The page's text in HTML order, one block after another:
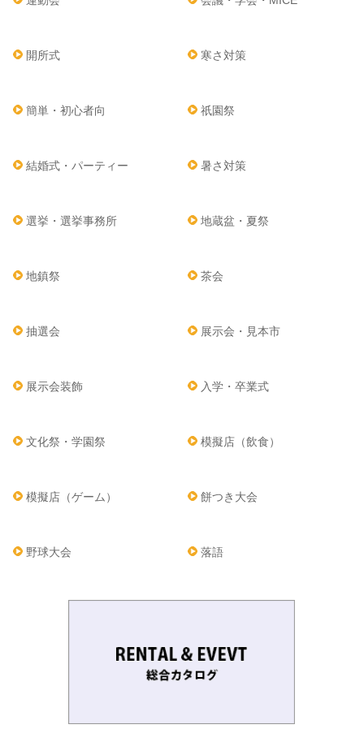
開所式 寒さ対策
簡単・初心者向 祇園祭
結婚式・パーティー 暑さ対策
選挙・選挙事務所 地蔵盆・夏祭
地鎮祭 茶会
抽選会 展示会・見本市
展示会装飾 入学・卒業式
文化祭・学園祭 模擬店（飲食）
模擬店（ゲーム） 餅つき大会
野球大会 落語